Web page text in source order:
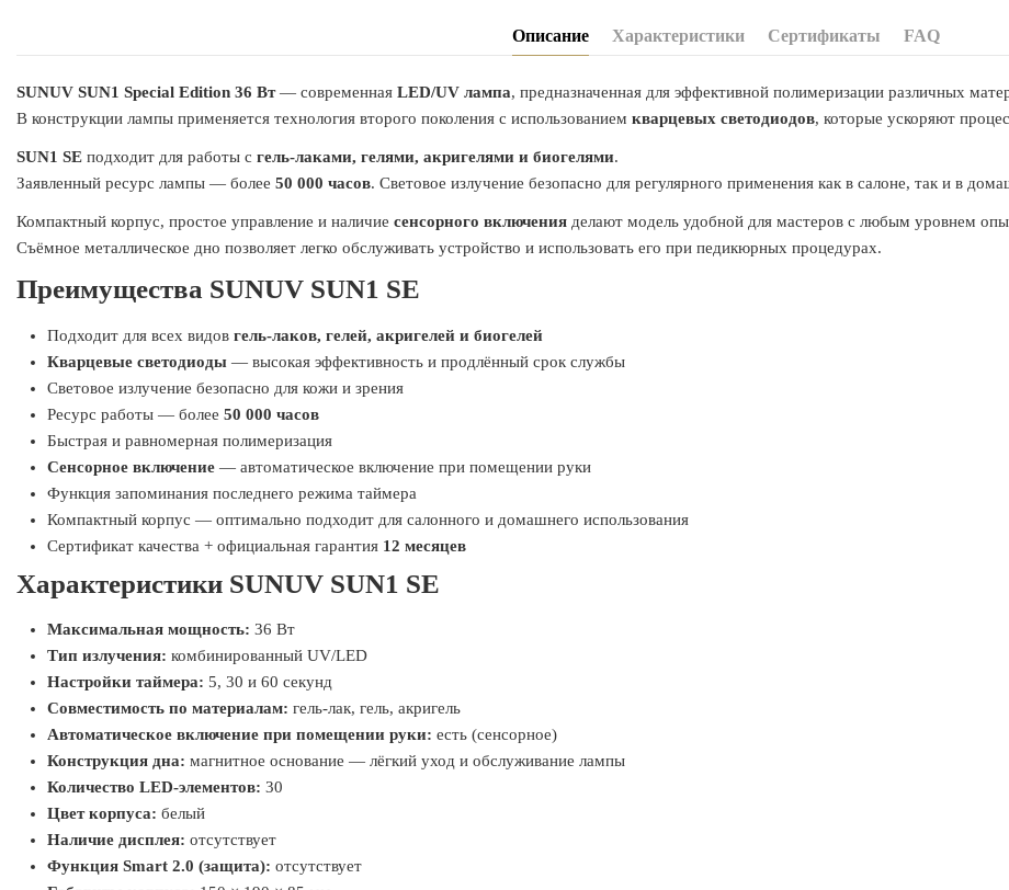
Описание Характеристики Сертификаты FAQ
SUNUV SUN1 Special Edition 36 Вт— современная LED/UV лампа, предназначенная для эффективной полимеризации различных
В конструкции лампы применяется технология второго поколения с использованием кварцевых светодиодов, которые ускоряют
SUN1 SE подходит для работы с гель-лаками, гелями, акригелями и биогелями.
Заявленный ресурс лампы — более 50 000 часов. Световое излучение безопасно для регулярного применения как в салоне, так и в
Компактный корпус, простое управление и наличие сенсорного включения делают модель удобной для мастеров с любым уровнем
Съёмное металлическое дно позволяет легко обслуживать устройство и использовать его при педикюрных процедурах.
Преимущества SUNUV SUN1 SE
Подходит для всех видов гель-лаков, гелей, акригелей и биогелей
Кварцевые светодиоды — высокая эффективность и продлённый срок службы
Световое излучение безопасно для кожи и зрения
Ресурс работы — более 50 000 часов
Быстрая и равномерная полимеризация
Сенсорное включение — автоматическое включение при помещении руки
Функция запоминания последнего режима таймера
Компактный корпус — оптимально подходит для салонного и домашнего использования
Сертификат качества + официальная гарантия 12 месяцев
Характеристики SUNUV SUN1 SE
Максимальная мощность: 36 Вт
Тип излучения: комбинированный UV/LED
Настройки таймера: 5, 30 и 60 секунд
Совместимость по материалам: гель-лак, гель, акригель
Автоматическое включение при помещении руки: есть (сенсорное)
Конструкция дна: магнитное основание — лёгкий уход и обслуживание лампы
Количество LED-элементов: 30
Цвет корпуса: белый
Наличие дисплея: отсутствует
Функция Smart 2.0 (защита): отсутствует